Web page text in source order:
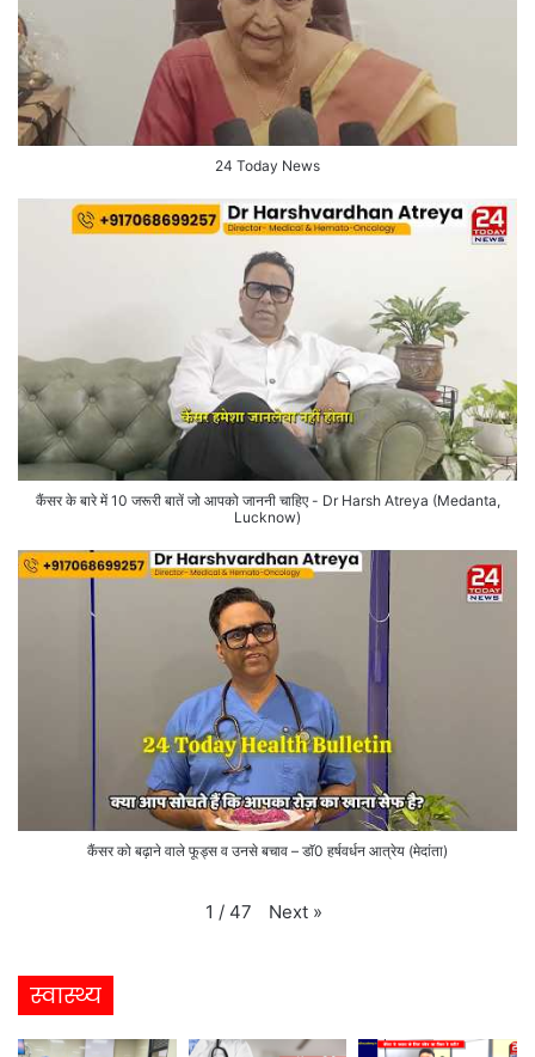
24 Today News
कैंसर के बारे में 10 जरूरी बातें जो आपको जाननी चाहिए - Dr Harsh Atreya (Medanta,
Lucknow)
कैंसर को बढ़ाने वाले फूड्स व उनसे बचाव – डाॅ0 हर्षवर्धन आत्रेय (मेदांता)
1 / 47 Next »
स्वास्थ्य